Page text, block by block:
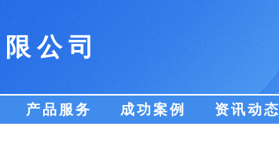
公司
产品服务 成功案例 资讯动态